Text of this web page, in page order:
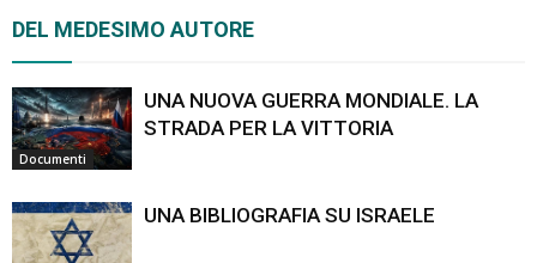
DEL MEDESIMO AUTORE
Documenti
UNA NUOVA GUERRA MONDIALE. LA
STRADA PER LA VITTORIA
UNA BIBLIOGRAFIA SU ISRAELE